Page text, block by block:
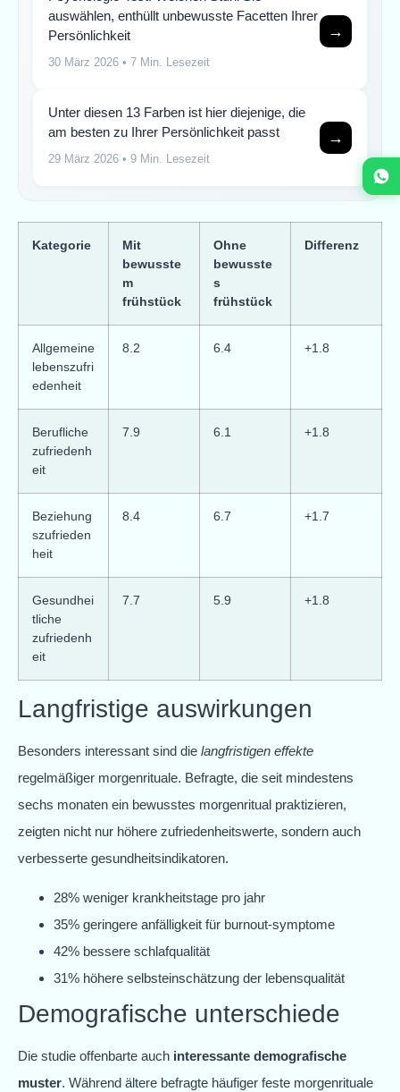
auswählen, enthüllt unbewusste Facetten Ihrer
Persönlichkeit
30 März 2026 • 7 Min. Lesezeit
→
Unter diesen 13 Farben ist hier diejenige, die
am besten zu Ihrer Persönlichkeit passt
29 März 2026 • 9 Min. Lesezeit
→
Kategorie
Mit
bewusste
m
frühstück
Ohne
bewusste
s
frühstück
Differenz
Allgemeine
lebenszufri
edenheit
8.2 6.4 +1.8
Berufliche
zufriedenh
eit
7.9 6.1 +1.8
Beziehung
szufrieden
heit
8.4 6.7 +1.7
Gesundhei
tliche
zufriedenh
eit
7.7 5.9 +1.8
Langfristige auswirkungen
Besonders interessant sind die langfristigen effekte
regelmäßiger morgenrituale. Befragte, die seit mindestens
sechs monaten ein bewusstes morgenritual praktizieren,
zeigten nicht nur höhere zufriedenheitswerte, sondern auch
verbesserte gesundheitsindikatoren.
28% weniger krankheitstage pro jahr
35% geringere anfälligkeit für burnout-symptome
42% bessere schlafqualität
31% höhere selbsteinschätzung der lebensqualität
Demografische unterschiede
Die studie offenbarte auch interessante demografische
muster. Während ältere befragte häufiger feste morgenrituale